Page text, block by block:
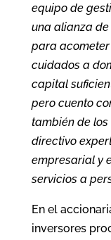
equipo de
una alianza
para acometer
cuidados a
capital
pero cuento
también de los
directivo
empresarial y
servicios a
En el
inversores